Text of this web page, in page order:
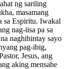
ng sariling
masamang
sa Espiritu. Iwakal
nag-iisa pa sa
naghihintay sayo
pag-ibig,
Jesus, ang
aking mensahe